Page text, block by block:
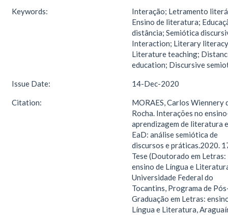
Keywords:
Interação; Letramento
Ensino de literatura;
distância; Semiótica
Interaction; Literary
Literature teaching;
education; Discursive
Issue Date: 14-Dec-2020
Citation:
MORAES, Carlos Wiennery
Rocha. Interações no
aprendizagem de literatura
EaD: análise semiótica de
discursos e práticas.2020.
Tese (Doutorado em Letras:
ensino de Língua e
Universidade Federal do
Tocantins, Programa de
Graduação em Letras:
Língua e Literatura,